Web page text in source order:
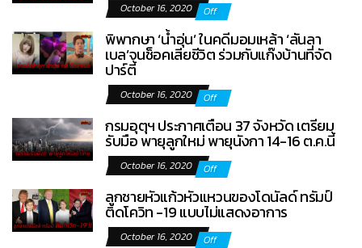
October 16, 2020 Off
พิพากษา ‘น้ำอุ่น’ ในคดีมอมเหล้า ‘ลันลา
เบล’จนช็อคเสียชีวิต ร่วมกับแก๊งบ้านที่จัด
ปาร์ตี้
October 16, 2020 Off
กรมอุตุฯ ประกาศเตือน 37 จังหวัด เตรียม
รับมือ พายุลูกใหม่ พายุนังกา 14-16 ต.ค.นี้
October 16, 2020 Off
ลูกชายหัวแก้วหัวแหวนของโดนัลด์ ทรัมป์
ติดโควิท -19 แบบไม่แสดงอาการ
October 16, 2020 Off